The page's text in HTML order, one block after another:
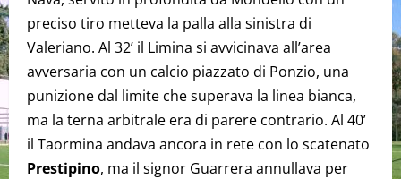
preciso tiro metteva la palla alla sinistra di
Valeriano. Al 32’ il Limina si avvicinava all’area
avversaria con un calcio piazzato di Ponzio, una
punizione dal limite che superava la linea bianca,
ma la terna arbitrale era di parere contrario. Al 40’
il Taormina andava ancora in rete con lo scatenato
Prestipino, ma il signor Guarrera annullava per